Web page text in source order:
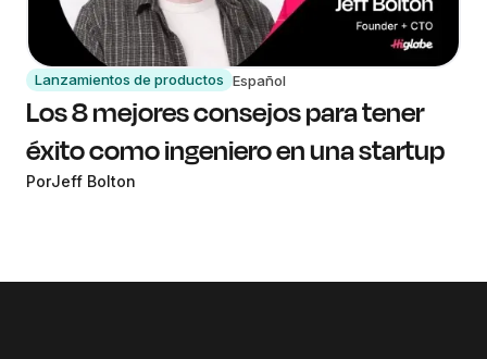
Lanzamientos de productos Español
Los 8 mejores consejos para tener
éxito como ingeniero en una startup
PorJeff Bolton